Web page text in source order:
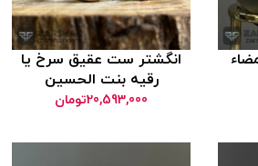
انگشتر ست عقیق سرخ یا
رقیه بنت الحسین
20,593,000تومان